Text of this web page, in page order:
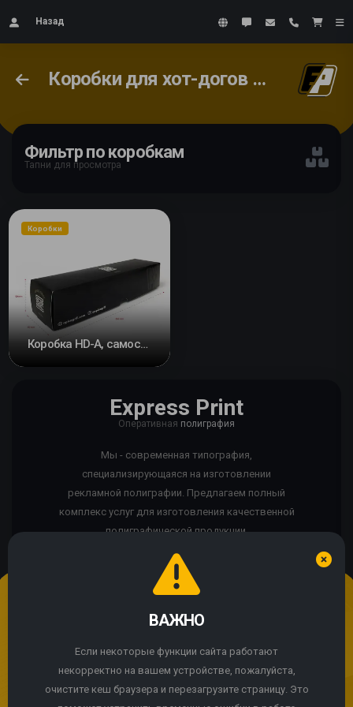
Назад
Коробки для хот-догов и бутербродов
Фильтр по коробкам
Тапни для просмотра
Коробки
Коробка HD-A, самосборная
Express Print
Оперативная полиграфия
Мы - современная типография,
специализирующаяся на изготовлении
рекламной полиграфии. Предлагаем полный
комплекс услуг для изготовления качественной
полиграфической продукции.
Если сайт работает некорректно?
© 2004 - 2026 Express Print ™. Все права защищены
Мы используем cookie
Продолжая использовать сайт, Вы соглашаетесь с
использованием cookie-файлов.
ВАЖНО
Если некоторые функции сайта работают
некорректно на вашем устройстве, пожалуйста,
очистите кеш браузера и перезагрузите страницу. Это